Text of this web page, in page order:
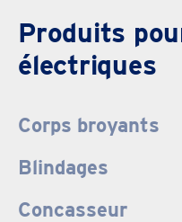
Produits
électriques
Corps broyants
Blindages
Concasseur